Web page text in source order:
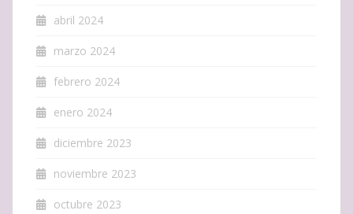
abril 2024
marzo 2024
febrero 2024
enero 2024
diciembre 2023
noviembre 2023
octubre 2023